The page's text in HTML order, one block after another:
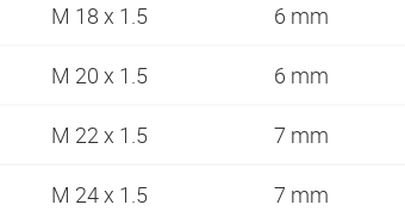
M 18 x 1.5 6 mm
M 20 x 1.5 6 mm
M 22 x 1.5 7 mm
M 24 x 1.5 7 mm